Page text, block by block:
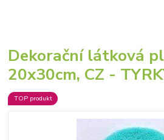
Dekorační látková
20x30cm, CZ -
TOP produkt